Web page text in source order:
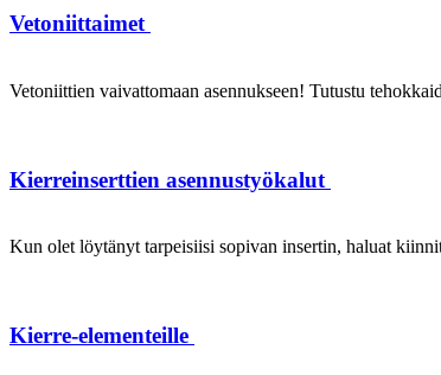
Vetoniittaimet
Vetoniittien vaivattomaan asennukseen! Tutustu
Kierreinserttien asennustyökalut
Kun olet löytänyt tarpeisiisi sopivan insertin, haluat
Kierre-elementeille